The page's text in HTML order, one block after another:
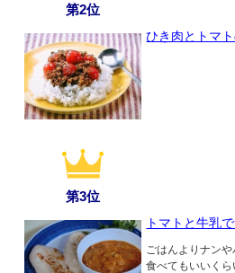
第2位
ひき肉とトマ
第3位
トマトと牛乳
ごはんよりナン
食べてもいいく